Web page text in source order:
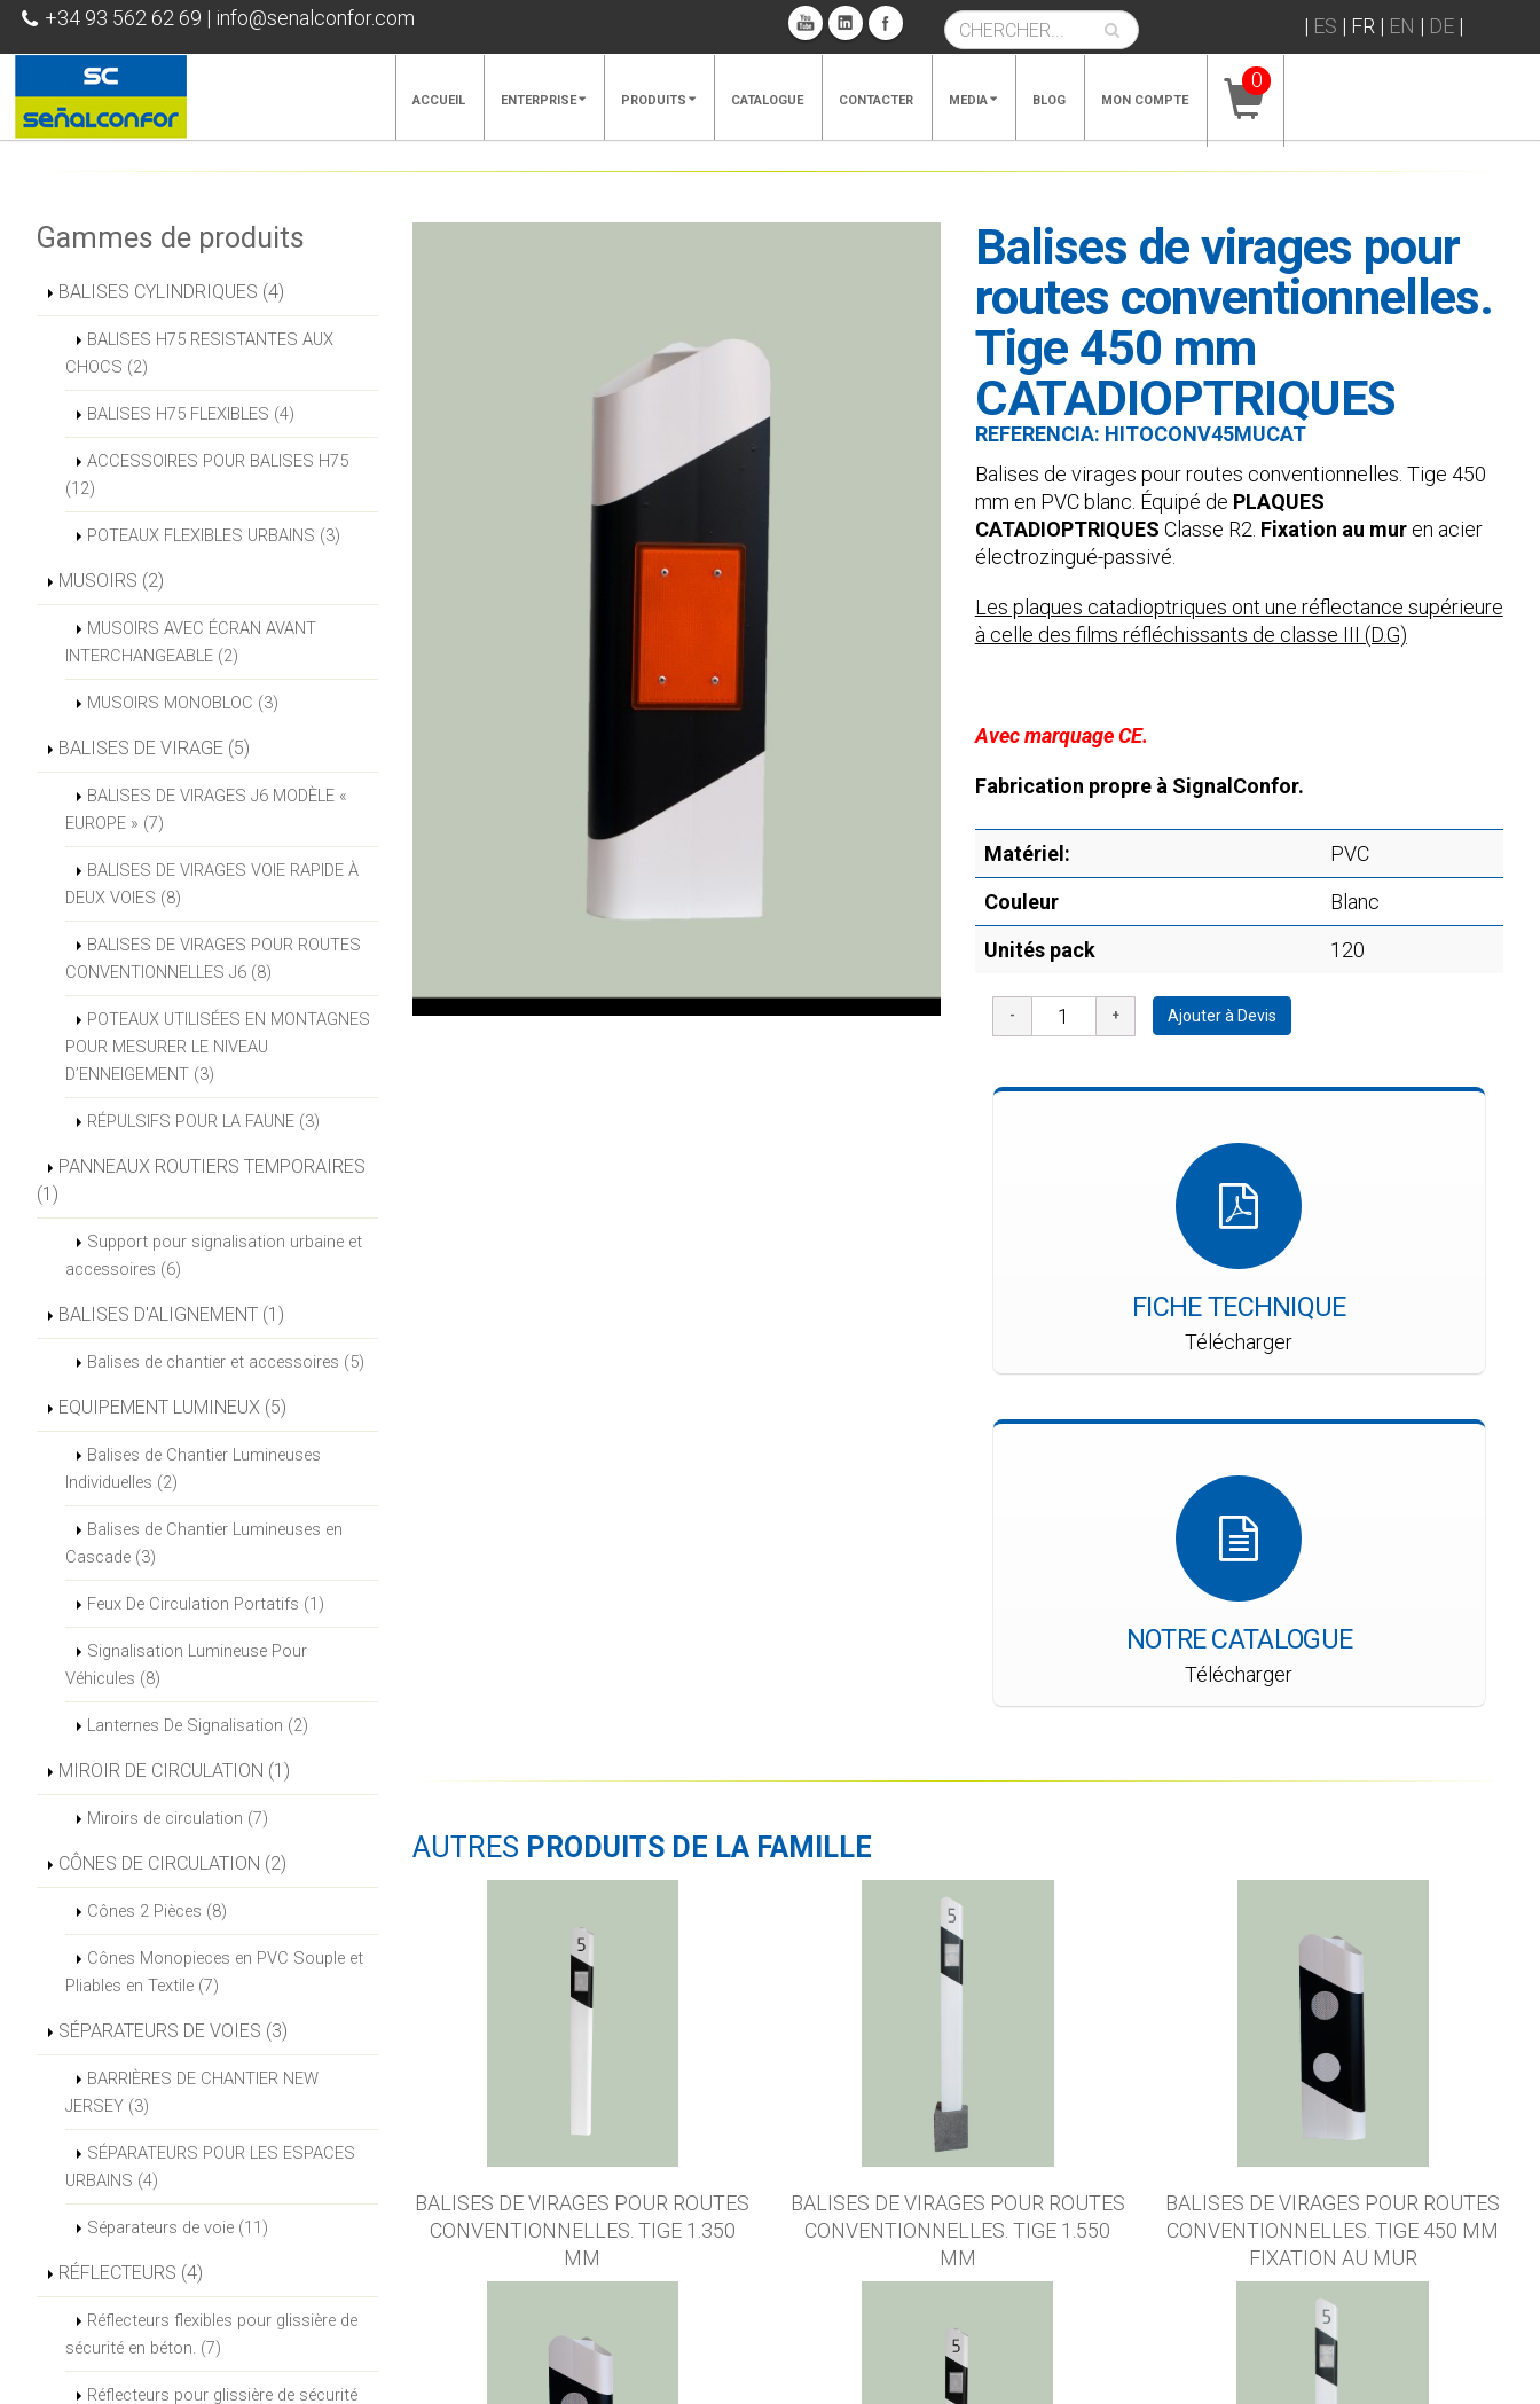
+34 93 562 62 69 | info@senalconfor.com | ES | FR | EN | DE|
ACCUEIL ENTERPRISE PRODUITS CATALOGUE CONTACTER MEDIA BLOG MON COMPTE
0
Gammes de produits
BALISES CYLINDRIQUES (4)
BALISES H75 RESISTANTES AUX
CHOCS (2)
BALISES H75 FLEXIBLES (4)
ACCESSOIRES POUR BALISES H75
(12)
POTEAUX FLEXIBLES URBAINS (3)
MUSOIRS (2)
MUSOIRS AVEC ÉCRAN AVANT
INTERCHANGEABLE (2)
MUSOIRS MONOBLOC (3)
BALISES DE VIRAGE (5)
BALISES DE VIRAGES J6 MODÈLE «
EUROPE » (7)
BALISES DE VIRAGES VOIE RAPIDE À
DEUX VOIES (8)
BALISES DE VIRAGES POUR ROUTES
CONVENTIONNELLES J6 (8)
POTEAUX UTILISÉES EN MONTAGNES
POUR MESURER LE NIVEAU
D’ENNEIGEMENT (3)
RÉPULSIFS POUR LA FAUNE (3)
PANNEAUX ROUTIERS TEMPORAIRES
(1)
Support pour signalisation urbaine et
accessoires (6)
BALISES D'ALIGNEMENT (1)
Balises de chantier et accessoires (5)
EQUIPEMENT LUMINEUX (5)
Balises de Chantier Lumineuses
Individuelles (2)
Balises de Chantier Lumineuses en
Cascade (3)
Feux De Circulation Portatifs (1)
Signalisation Lumineuse Pour
Véhicules (8)
Lanternes De Signalisation (2)
MIROIR DE CIRCULATION (1)
Miroirs de circulation (7)
CÔNES DE CIRCULATION (2)
Cônes 2 Pièces (8)
Cônes Monopieces en PVC Souple et
Pliables en Textile (7)
SÉPARATEURS DE VOIES (3)
BARRIÈRES DE CHANTIER NEW
JERSEY (3)
SÉPARATEURS POUR LES ESPACES
URBAINS (4)
Séparateurs de voie (11)
RÉFLECTEURS (4)
Réflecteurs flexibles pour glissière de
sécurité en béton. (7)
Réflecteurs pour glissière de sécurité
Balises de virages pour
routes conventionnelles.
Tige 450 mm
CATADIOPTRIQUES
REFERENCIA: HITOCONV45MUCAT
Balises de virages pour routes conventionnelles. Tige 450
mm en PVC blanc. Équipé de PLAQUES
CATADIOPTRIQUES Classe R2. Fixation au muren acier
électrozingué-passivé.
Les plaques catadioptriques ont une réflectance supérieure
à celle des films réfléchissants de classe III (D.G)
Avec marquage CE.
Fabrication propre à SignalConfor.
Matériel:
PVC
Couleur
Blanc
Unités pack
120
Ajouter à Devis
FICHE TECHNIQUE
Télécharger
NOTRE CATALOGUE
Télécharger
AUTRES PRODUITS DE LA FAMILLE
BALISES DE VIRAGES POUR ROUTES
CONVENTIONNELLES. TIGE 1.350
MM
BALISES DE VIRAGES POUR ROUTES
CONVENTIONNELLES. TIGE 1.550
MM
BALISES DE VIRAGES POUR ROUTES
CONVENTIONNELLES. TIGE 450 MM
FIXATION AU MUR